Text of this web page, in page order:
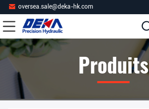
oversea.sale@deka-hk.com
Produits